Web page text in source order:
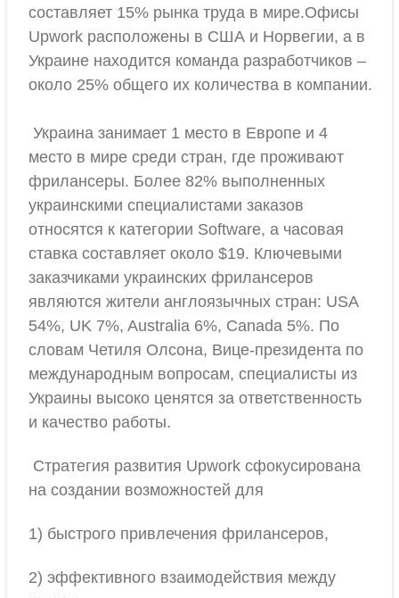
составляет 15% рынка труда в мире.Офисы
Upwork расположены в США и Норвегии, а в
Украине находится команда разработчиков –
около 25% общего их количества в компании.
Украина занимает 1 место в Европе и 4
место в мире среди стран, где проживают
фрилансеры. Более 82% выполненных
украинскими специалистами заказов
относятся к категории Software, а часовая
ставка составляет около $19. Ключевыми
заказчиками украинских фрилансеров
являются жители англоязычных стран: USA
54%, UK 7%, Australia 6%, Canada 5%. По
словам Четиля Олсона, Вице-президента по
международным вопросам, специалисты из
Украины высоко ценятся за ответственность
и качество работы.
Стратегия развития Upwork сфокусирована
на создании возможностей для
1) быстрого привлечения фрилансеров,
2) эффективного взаимодействия между